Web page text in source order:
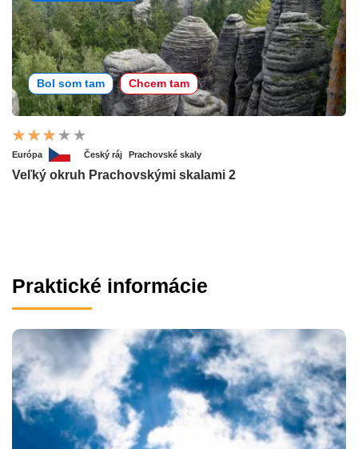
Bol som tam Chcem tam
Európa Český ráj Prachovské skaly
Veľký okruh Prachovskými skalami 2
Praktické informácie